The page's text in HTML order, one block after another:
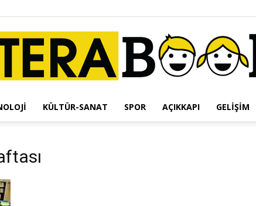
KÜLTÜR-SANAT SPOR AÇIKKAPI GELIŞIM